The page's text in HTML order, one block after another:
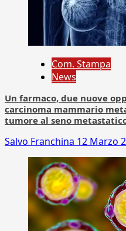
Com. Stampa
News
Un farmaco, due nuove
carcinoma mammario
tumore al seno
Salvo Franchina 12 Marzo